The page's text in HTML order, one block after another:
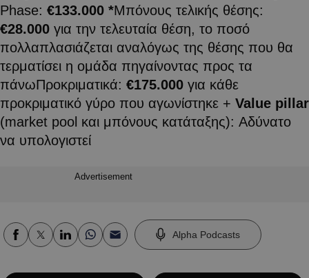
Phase: €133.000 *Μπόνους τελικής θέσης:
€28.000 για την τελευταία θέση, το ποσό
πολλαπλασιάζεται αναλόγως της θέσης που θα
τερματίσει η ομάδα πηγαίνοντας προς τα
πάνωΠροκριματικά: €175.000 για κάθε
προκριματικό γύρο που αγωνίστηκε + Value pillar
(market pool και μπόνους κατάταξης): Αδύνατο
να υπολογιστεί
Advertisement
Alpha Podcasts